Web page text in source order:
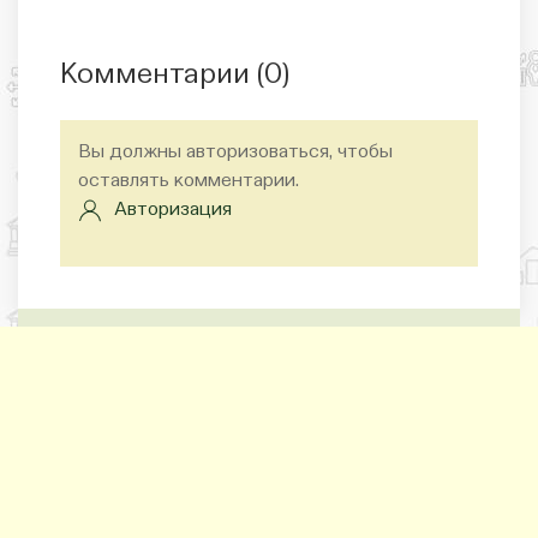
Комментарии (0)
Вы должны авторизоваться, чтобы
оставлять комментарии.
Авторизация